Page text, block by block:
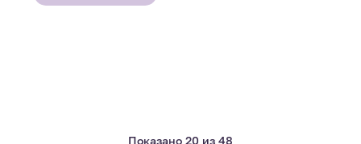
Показано 20 из 48